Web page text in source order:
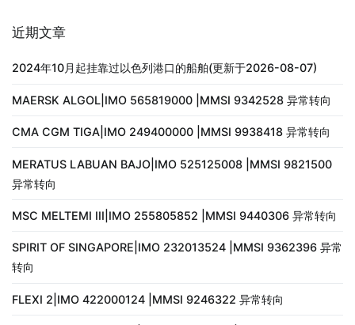
近期文章
2024年10月起挂靠过以色列港口的船舶(更新于2026-08-07)
MAERSK ALGOL|IMO 565819000 |MMSI 9342528 异常转向
CMA CGM TIGA|IMO 249400000 |MMSI 9938418 异常转向
MERATUS LABUAN BAJO|IMO 525125008 |MMSI 9821500
异常转向
MSC MELTEMI III|IMO 255805852 |MMSI 9440306 异常转向
SPIRIT OF SINGAPORE|IMO 232013524 |MMSI 9362396 异常
转向
FLEXI 2|IMO 422000124 |MMSI 9246322 异常转向